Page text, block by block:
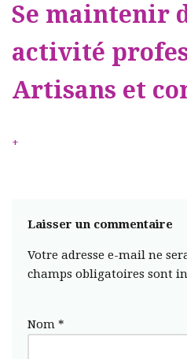
Se maintenir
activité
Artisans et
+
Laisser un commentaire
Votre adresse e-mail ne
champs obligatoires sont
Nom *